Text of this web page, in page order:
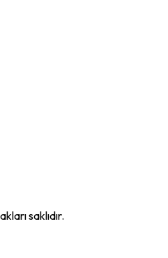
saklıdır.